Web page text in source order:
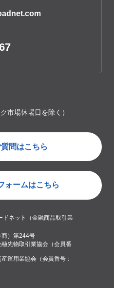
市場休場日を除く）
問はこちら
ォームはこちら
ドネット（金融商品取引業
商）第244号
先物取引業協会（会員番
運用業協会（会員番号：